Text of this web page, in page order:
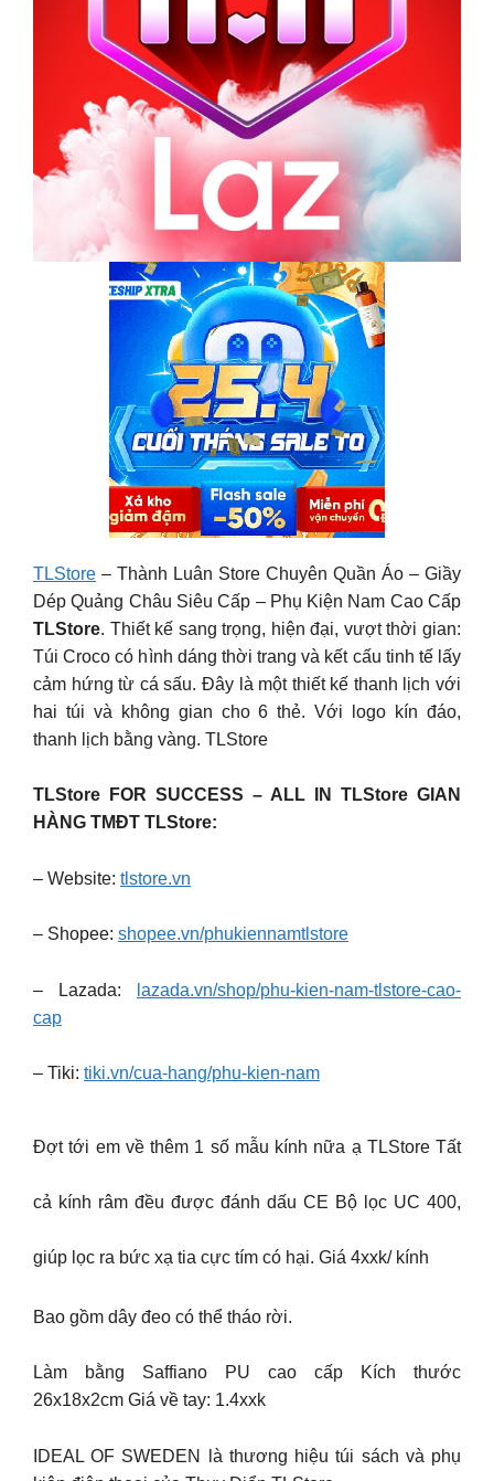
TLStore – Thành Luân Store Chuyên Quần Áo – Giầy
Dép Quảng Châu Siêu Cấp – Phụ Kiện Nam Cao Cấp
TLStore. Thiết kế sang trọng, hiện đại, vượt thời gian:
Túi Croco có hình dáng thời trang và kết cấu tinh tế lấy
cảm hứng từ cá sấu. Đây là một thiết kế thanh lịch với
hai túi và không gian cho 6 thẻ. Với logo kín đáo,
thanh lịch bằng vàng. TLStore
TLStore FOR SUCCESS – ALL IN TLStore GIAN
HÀNG TMĐT TLStore:
– Website: tlstore.vn
– Shopee: shopee.vn/phukiennamtlstore
– Lazada:
lazada.vn/shop/phu-kien-nam-tlstore-cao-
cap
– Tiki: tiki.vn/cua-hang/phu-kien-nam
Đợt tới em về thêm 1 số mẫu kính nữa ạ TLStore Tất
cả kính râm đều được đánh dấu CE Bộ lọc UC 400,
giúp lọc ra bức xạ tia cực tím có hại. Giá 4xxk/ kính
Bao gồm dây đeo có thể tháo rời.
Làm bằng Saffiano PU cao cấp Kích thước
26x18x2cm Giá về tay: 1.4xxk
IDEAL OF SWEDEN là thương hiệu túi sách và phụ